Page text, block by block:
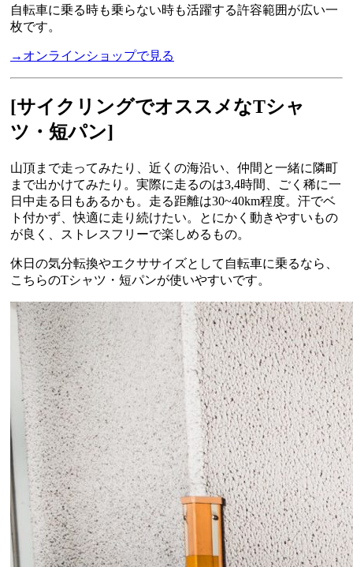
自転車に乗る時も乗らない時も活躍する許容範囲が広い一
枚です。
→オンラインショップで見る
[サイクリングでオススメなTシャ
ツ・短パン]
山頂まで走ってみたり、近くの海沿い、仲間と一緒に隣町
まで出かけてみたり。実際に走るのは3,4時間、ごく稀に一
日中走る日もあるかも。走る距離は30~40km程度。汗でベ
ト付かず、快適に走り続けたい。とにかく動きやすいもの
が良く、ストレスフリーで楽しめるもの。
休日の気分転換やエクササイズとして自転車に乗るなら、
こちらのTシャツ・短パンが使いやすいです。